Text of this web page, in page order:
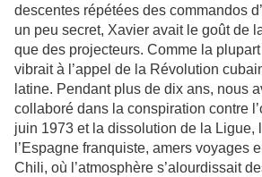
descentes répétées des commandos
un peu secret, Xavier avait le goût de
que des projecteurs. Comme la plupart
vibrait à l’appel de la Révolution
latine. Pendant plus de dix ans, nous
collaboré dans la conspiration contre
juin 1973 et la dissolution de la Ligue,
l’Espagne franquiste, amers voyages
Chili, où l’atmosphère s’alourdissait